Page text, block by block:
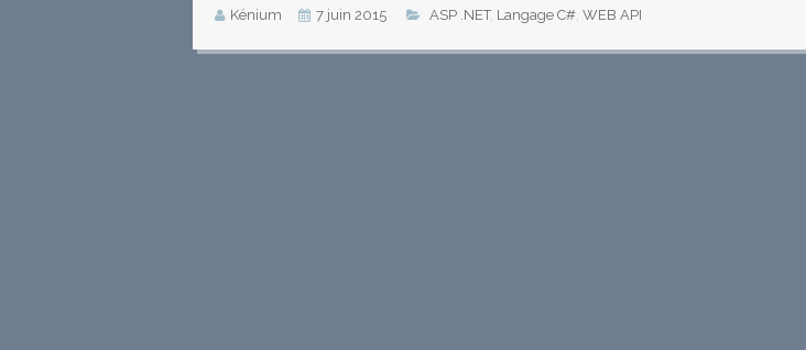
Kénium 7 juin 2015 ASP .NET, Langage C#, WEB API